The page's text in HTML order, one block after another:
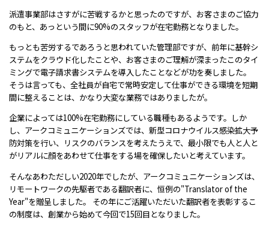
派遣事業部はさすがに苦戦するかと思ったのですが、お客さまのご協力
のもと、あっという間に90%のスタッフが在宅勤務となりました。
もっとも苦労するであろうと思われていた管理部ですが、前年に基幹シ
ステムをクラウド化したことや、お客さまのご理解が深まったこのタイ
ミングで電子請求書システムを導入したことなどが功を奏しました。
そうは言っても、全社員が自宅で常時安定して仕事ができる環境を短期
間に整えることは、かなり大変な業務ではありましたが。
企業によっては100%在宅勤務にしている職種もあるようです。しか
し、アークコミュニケーションズでは、新型コロナウイルス感染拡大予
防対策を行い、リスクのバランスを考えたうえで、最小限でも人と人と
がリアルに顔をあわせて仕事をする場を確保したいと考えています。
そんなあわただしい2020年でしたが、アークコミュニケーションズは、
リモートワークの先駆者である翻訳者に、恒例の"Translator of the
Year"を贈呈しました。 その年にご活躍いただいた翻訳者を表彰するこ
の制度は、創業から始めて今回で15回目となりました。